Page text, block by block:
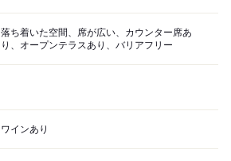
落ち着いた空間、席が広い、カウンター席あ
り、オープンテラスあり、バリアフリー
ワインあり